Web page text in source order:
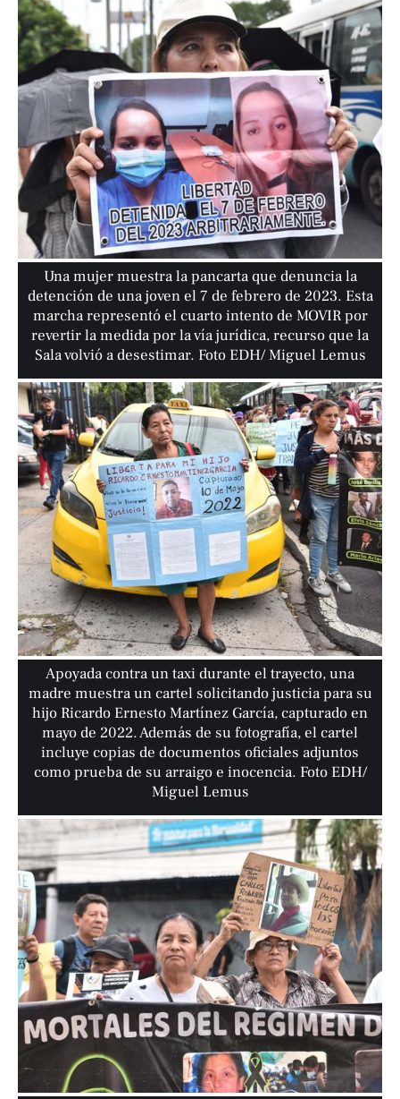
Una mujer muestra la pancarta que denuncia la
detención de una joven el 7 de febrero de 2023. Esta
marcha representó el cuarto intento de MOVIR por
revertir la medida por la vía jurídica, recurso que la
Sala volvió a desestimar. Foto EDH/ Miguel Lemus
Apoyada contra un taxi durante el trayecto, una
madre muestra un cartel solicitando justicia para su
hijo Ricardo Ernesto Martínez García, capturado en
mayo de 2022. Además de su fotografía, el cartel
incluye copias de documentos oficiales adjuntos
como prueba de su arraigo e inocencia. Foto EDH/
Miguel Lemus